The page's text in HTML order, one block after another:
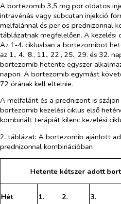
A bortezomib 3,5 mg por oldatos
intravénás vagy subcutan injekció
melfalánnal és per os prednizonnal
táblázatnak megfelelően. A kezelési
Az 1‑4. ciklusban a bortezomibot
az 1., 4., 8., 11., 22., 25., 29. és 32.
bortezomib hetente egyszer
napon. A bortezomib egymást
72 órának kell eltelnie.
A melfalánt és a prednizont is
bortezomib kezelési ciklus első
kombinált terápiát kilenc kezelési
2. táblázat: A bortezomib ajánlott
prednizonnal kombinációban
Hetente kétszer adott
Hét 1. 2. 3.